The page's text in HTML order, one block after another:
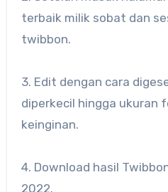
terbaik milik sobat dan
twibbon.
3. Edit dengan cara
diperkecil hingga ukuran
keinginan.
4. Download hasil
2022.